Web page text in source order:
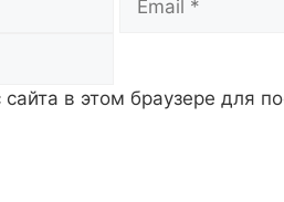
в этом браузере для